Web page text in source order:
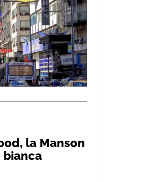
la Manson
bianca